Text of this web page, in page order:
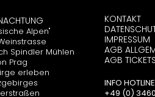
Alpen"
Spindler Mühlen
Prag
erleben
KONTAKT
IMPRESSUM
AGB
AGB
INFO HOTLINE
+49 (0)